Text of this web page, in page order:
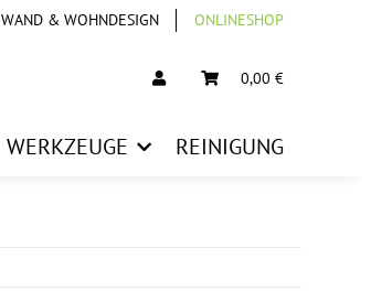
WAND & WOHNDESIGN ONLINESHOP
0,00 €
WERKZEUGE REINIGUNG